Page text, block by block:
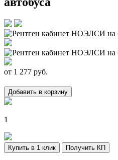
от 1 277 руб.
Добавить в корзину
1
Купить в 1 клик Получить КП